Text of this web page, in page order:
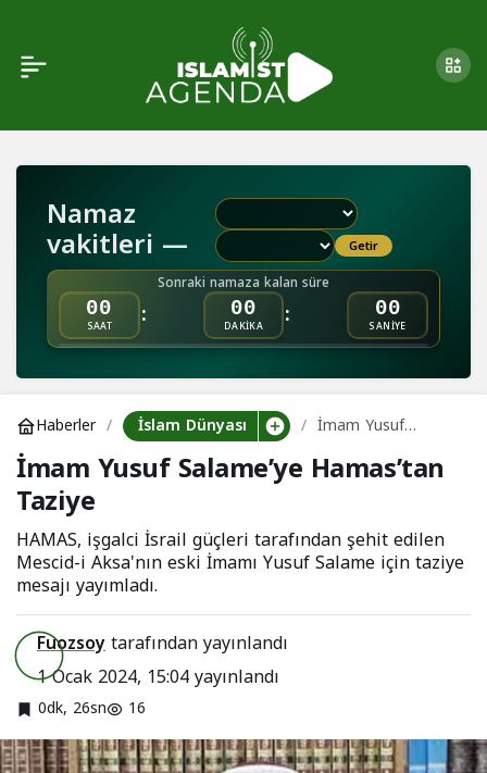
Namaz
vakitleri — Getir
Sonraki namaza kalan süre
00
SAAT : 00
DAKİKA : 00
SANİYE
Haberler İslam Dünyası
İmam Yusuf
Salame’ye
Hamas’tan Taziye
İmam Yusuf Salame’ye Hamas’tan
Taziye
HAMAS, işgalci İsrail güçleri tarafından şehit edilen
Mescid-i Aksa'nın eski İmamı Yusuf Salame için taziye
mesajı yayımladı.
Fuozsoytarafından yayınlandı
1 Ocak 2024, 15:04yayınlandı
0dk, 26sn 16
Hamas’tan Taziye